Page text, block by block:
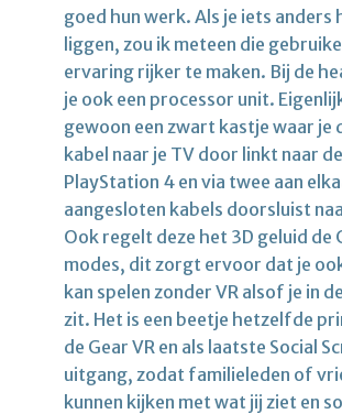
goed hun werk. Als je iets anders
liggen, zou ik meteen die
ervaring rijker te maken. Bij de
je ook een processor unit.
gewoon een zwart kastje waar je
kabel naar je TV door linkt naar de
PlayStation 4 en via twee aan
aangesloten kabels doorsluist
Ook regelt deze het 3D geluid de
modes, dit zorgt ervoor dat je
kan spelen zonder VR alsof je in
zit. Het is een beetje hetzelfde
de Gear VR en als laatste Social
uitgang, zodat familieleden of
kunnen kijken met wat jij ziet en